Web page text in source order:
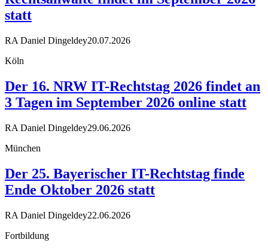
statt
RA Daniel Dingeldey20.07.2026
Köln
Der 16. NRW IT-Rechtstag 2026 findet an
3 Tagen im September 2026 online statt
RA Daniel Dingeldey29.06.2026
München
Der 25. Bayerischer IT-Rechtstag finde
Ende Oktober 2026 statt
RA Daniel Dingeldey22.06.2026
Fortbildung